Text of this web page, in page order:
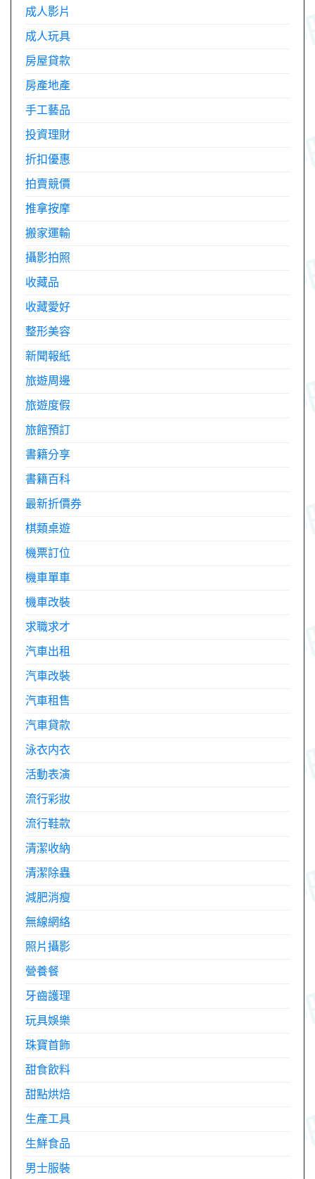
成人影片
成人玩具
房屋貸款
房產地產
手工藝品
投資理財
折扣優惠
拍賣競價
推拿按摩
搬家運輸
攝影拍照
收藏品
收藏愛好
整形美容
新聞報紙
旅遊周邊
旅遊度假
旅館預訂
書籍分享
書籍百科
最新折價券
棋類桌遊
機票訂位
機車單車
機車改裝
求職求才
汽車出租
汽車改裝
汽車租售
汽車貸款
泳衣内衣
活動表演
流行彩妝
流行鞋款
清潔收納
清潔除蟲
減肥消瘦
無線網絡
照片攝影
營養餐
牙齒護理
玩具娛樂
珠寶首飾
甜食飲料
甜點烘焙
生產工具
生鮮食品
男士服裝